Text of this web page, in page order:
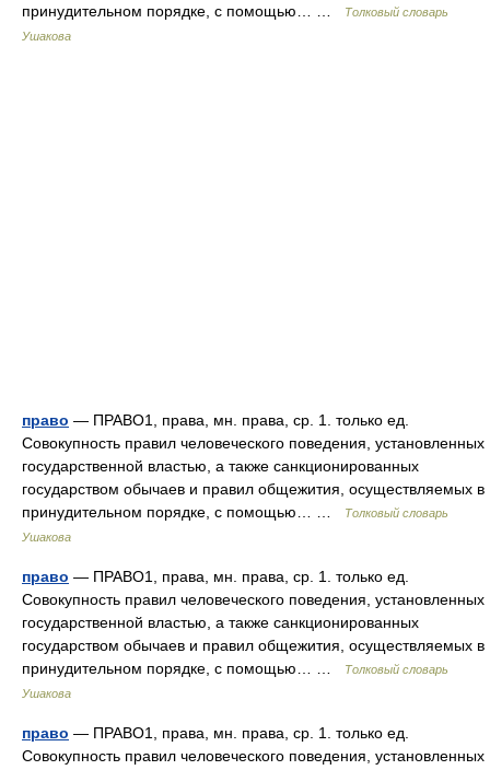
принудительном порядке, с помощью… …
Толковый словарь
Ушакова
право — ПРАВО1, права, мн. права, ср. 1. только ед.
Совокупность правил человеческого поведения, установленных
государственной властью, а также санкционированных
государством обычаев и правил общежития, осуществляемых в
принудительном порядке, с помощью… …
Толковый словарь
Ушакова
право — ПРАВО1, права, мн. права, ср. 1. только ед.
Совокупность правил человеческого поведения, установленных
государственной властью, а также санкционированных
государством обычаев и правил общежития, осуществляемых в
принудительном порядке, с помощью… …
Толковый словарь
Ушакова
право — ПРАВО1, права, мн. права, ср. 1. только ед.
Совокупность правил человеческого поведения, установленных